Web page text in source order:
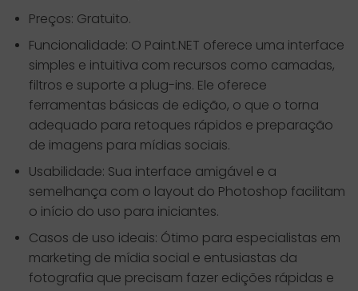
Preços: Gratuito.
Funcionalidade: O Paint.NET oferece uma interface
simples e intuitiva com recursos como camadas,
filtros e suporte a plug-ins. Ele oferece
ferramentas básicas de edição, o que o torna
adequado para retoques rápidos e preparação
de imagens para mídias sociais.
Usabilidade: Sua interface amigável e a
semelhança com o layout do Photoshop facilitam
o início do uso para iniciantes.
Casos de uso ideais: Ótimo para especialistas em
marketing de mídia social e entusiastas da
fotografia que precisam fazer edições rápidas e